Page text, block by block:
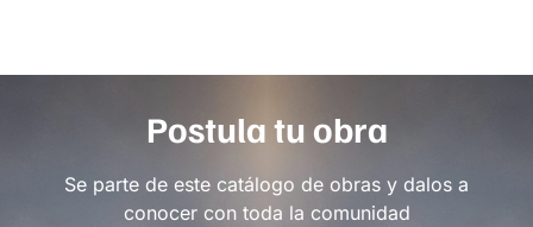
Postula tu obra
Se parte de este catálogo de obras y dalos a
conocer con toda la comunidad